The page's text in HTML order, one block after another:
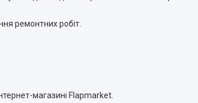
ремонтних робіт.
магазині Flapmarket.